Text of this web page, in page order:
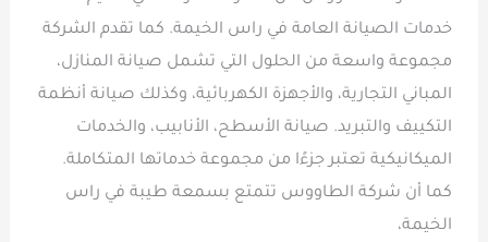
خدمات الصيانة العامة في راس الخيمة. كما تقدم الشركة
مجموعة واسعة من الحلول التي تشمل صيانة المنازل،
المباني التجارية، والأجهزة الكهربائية، وكذلك صيانة أنظمة
التكييف والتبريد. صيانة الأسطح، الأنابيب، والخدمات
الميكانيكية تعتبر جزءًا من مجموعة خدماتها المتكاملة.
كما أن شركة الطاووس تتمتع بسمعة طيبة في راس
الخيمة،